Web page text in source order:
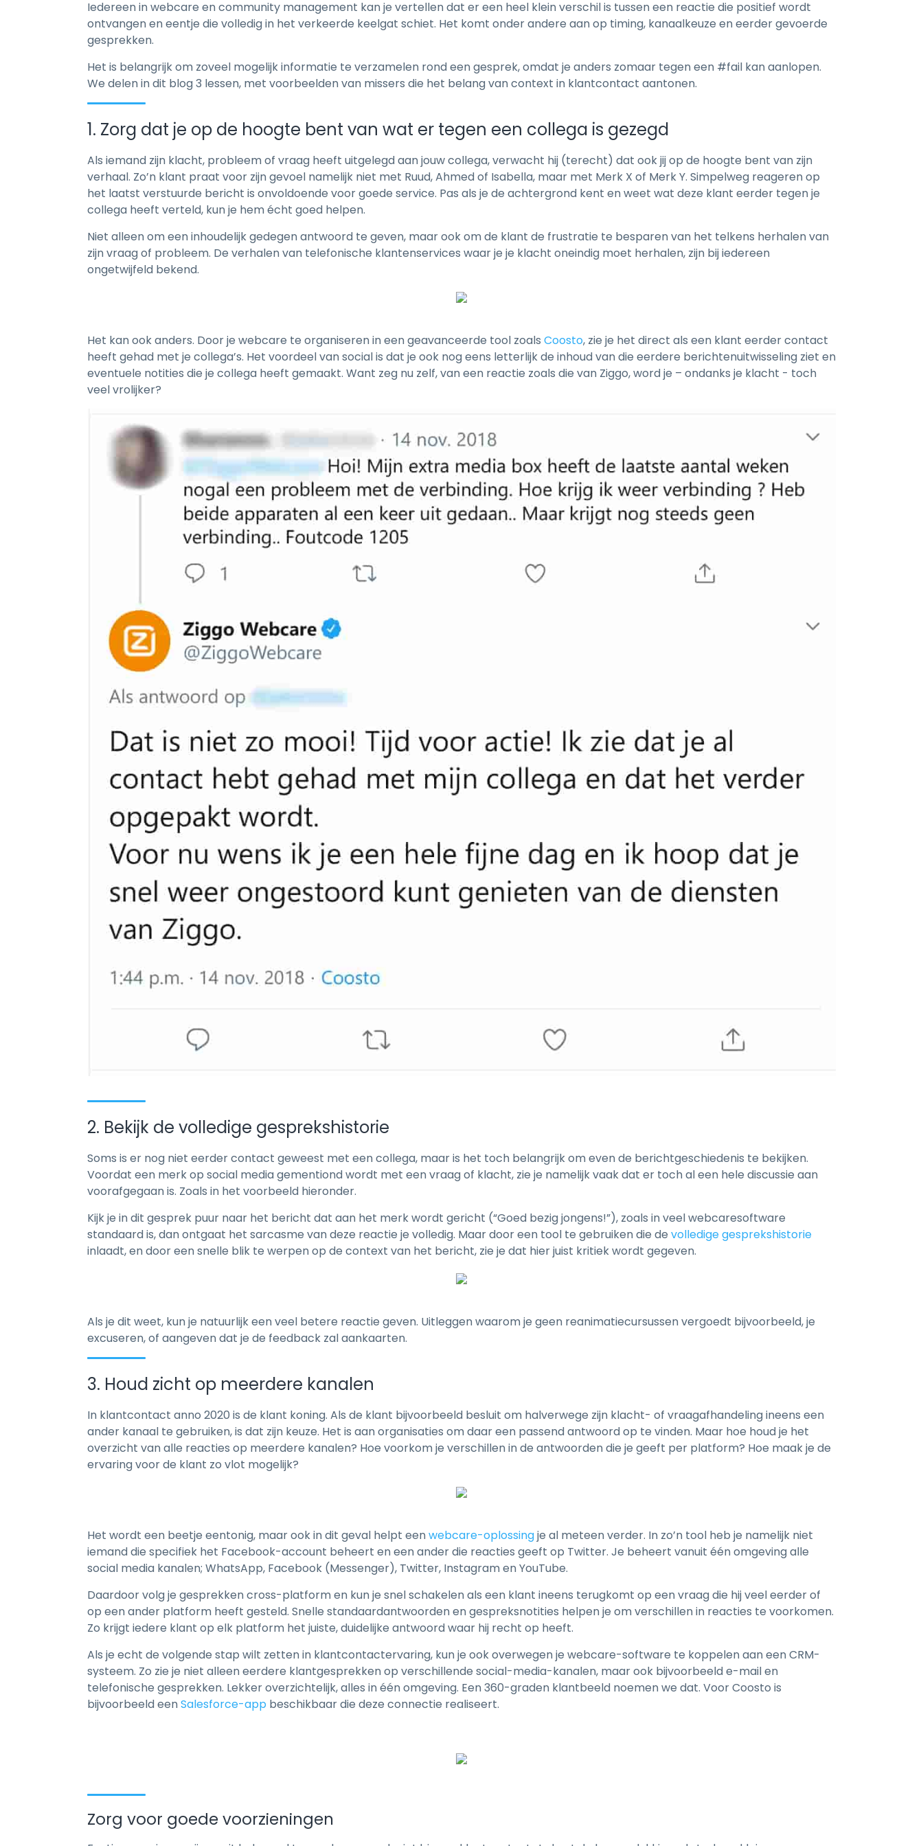
Iedereen in webcare en community management kan je vertellen dat er een heel klein verschil is tussen een reactie die positief wordt
ontvangen en eentje die volledig in het verkeerde keelgat schiet. Het komt onder andere aan op timing, kanaalkeuze en eerder gevoerde
gesprekken.
Het is belangrijk om zoveel mogelijk informatie te verzamelen rond een gesprek, omdat je anders zomaar tegen een #fail kan aanlopen.
We delen in dit blog 3 lessen, met voorbeelden van missers die het belang van context in klantcontact aantonen.
1. Zorg dat je op de hoogte bent van wat er tegen een collega is gezegd
Als iemand zijn klacht, probleem of vraag heeft uitgelegd aan jouw collega, verwacht hij (terecht) dat ook jij op de hoogte bent van zijn
verhaal. Zo’n klant praat voor zijn gevoel namelijk niet met Ruud, Ahmed of Isabella, maar met Merk X of Merk Y. Simpelweg reageren op
het laatst verstuurde bericht is onvoldoende voor goede service. Pas als je de achtergrond kent en weet wat deze klant eerder tegen je
collega heeft verteld, kun je hem écht goed helpen.
Niet alleen om een inhoudelijk gedegen antwoord te geven, maar ook om de klant de frustratie te besparen van het telkens herhalen van
zijn vraag of probleem. De verhalen van telefonische klantenservices waar je je klacht oneindig moet herhalen, zijn bij iedereen
ongetwijfeld bekend.
Het kan ook anders. Door je webcare te organiseren in een geavanceerde tool zoals Coosto, zie je het direct als een klant eerder contact
heeft gehad met je collega’s. Het voordeel van social is dat je ook nog eens letterlijk de inhoud van die eerdere berichtenuitwisseling ziet en
eventuele notities die je collega heeft gemaakt. Want zeg nu zelf, van een reactie zoals die van Ziggo, word je – ondanks je klacht - toch
veel vrolijker?
2. Bekijk de volledige gesprekshistorie
Soms is er nog niet eerder contact geweest met een collega, maar is het toch belangrijk om even de berichtgeschiedenis te bekijken.
Voordat een merk op social media gementiond wordt met een vraag of klacht, zie je namelijk vaak dat er toch al een hele discussie aan
voorafgegaan is. Zoals in het voorbeeld hieronder.
Kijk je in dit gesprek puur naar het bericht dat aan het merk wordt gericht (“Goed bezig jongens!”), zoals in veel webcaresoftware
standaard is, dan ontgaat het sarcasme van deze reactie je volledig. Maar door een tool te gebruiken die de volledige gesprekshistorie
inlaadt, en door een snelle blik te werpen op de context van het bericht, zie je dat hier juist kritiek wordt gegeven.
Als je dit weet, kun je natuurlijk een veel betere reactie geven. Uitleggen waarom je geen reanimatiecursussen vergoedt bijvoorbeeld, je
excuseren, of aangeven dat je de feedback zal aankaarten.
3. Houd zicht op meerdere kanalen
In klantcontact anno 2020 is de klant koning. Als de klant bijvoorbeeld besluit om halverwege zijn klacht- of vraagafhandeling ineens een
ander kanaal te gebruiken, is dat zijn keuze. Het is aan organisaties om daar een passend antwoord op te vinden. Maar hoe houd je het
overzicht van alle reacties op meerdere kanalen? Hoe voorkom je verschillen in de antwoorden die je geeft per platform? Hoe maak je de
ervaring voor de klant zo vlot mogelijk?
Het wordt een beetje eentonig, maar ook in dit geval helpt eenwebcare-oplossingje al meteen verder. In zo’n tool heb je namelijk niet
iemand die specifiek het Facebook-account beheert en een ander die reacties geeft op Twitter. Je beheert vanuit één omgeving alle
social media kanalen; WhatsApp, Facebook (Messenger), Twitter, Instagram en YouTube.
Daardoor volg je gesprekken cross-platform en kun je snel schakelen als een klant ineens terugkomt op een vraag die hij veel eerder of
op een ander platform heeft gesteld. Snelle standaardantwoorden en gespreksnotities helpen je om verschillen in reacties te voorkomen.
Zo krijgt iedere klant op elk platform het juiste, duidelijke antwoord waar hij recht op heeft.
Als je echt de volgende stap wilt zetten in klantcontactervaring, kun je ook overwegen je webcare-software te koppelen aan een CRM-
systeem. Zo zie je niet alleen eerdere klantgesprekken op verschillende social-media-kanalen, maar ook bijvoorbeeld e-mail en
telefonische gesprekken. Lekker overzichtelijk, alles in één omgeving. Een 360-graden klantbeeld noemen we dat. Voor Coosto is
bijvoorbeeld eenSalesforce-app beschikbaar die deze connectie realiseert.
Zorg voor goede voorzieningen